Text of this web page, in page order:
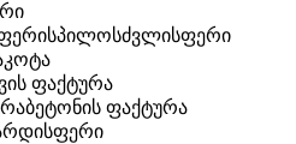
სპილოსძვლისფერი
ფაქტურა
ბეტონის ფაქტურა